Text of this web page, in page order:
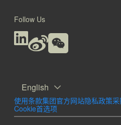
English
使用条款集团官方网站隐私政策
Cookie首选项
Follow Us